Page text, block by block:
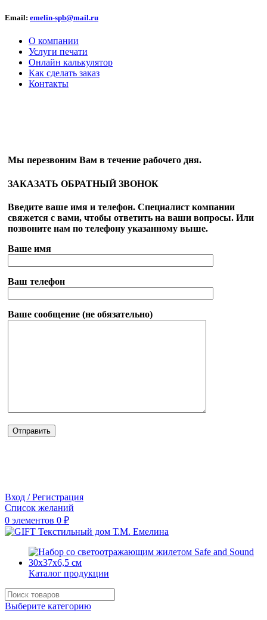
Email: emelin-spb@mail.ru
О компании
Услуги печати
Онлайн калькулятор
Как сделать заказ
Контакты
Мы перезвоним Вам в течение рабочего дня.
ЗАКАЗАТЬ ОБРАТНЫЙ ЗВОНОК
Введите ваше имя и телефон. Специалист компании
свяжется с вами, чтобы ответить на ваши вопросы. Или
позвоните нам по телефону указанному выше.
Ваше имя
Ваш телефон
Ваше сообщение (не обязательно)
Вход / Регистрация
Список желаний
0 элементов 0 ₽
Каталог продукции
Выберите категорию